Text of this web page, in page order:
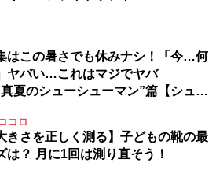
はこの暑さでも休みナシ！「今…何
ヤバい…これはマジでヤバ
夏のシューシューマン”篇【シュー
コロ
きさを正しく測る】子どもの靴の最
は？ 月に1回は測り直そう！